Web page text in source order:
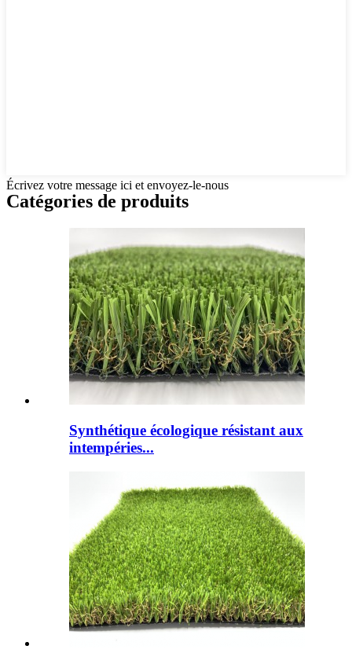
Écrivez votre message ici et envoyez-le-nous
Catégories de produits
Synthétique écologique résistant aux
intempéries...